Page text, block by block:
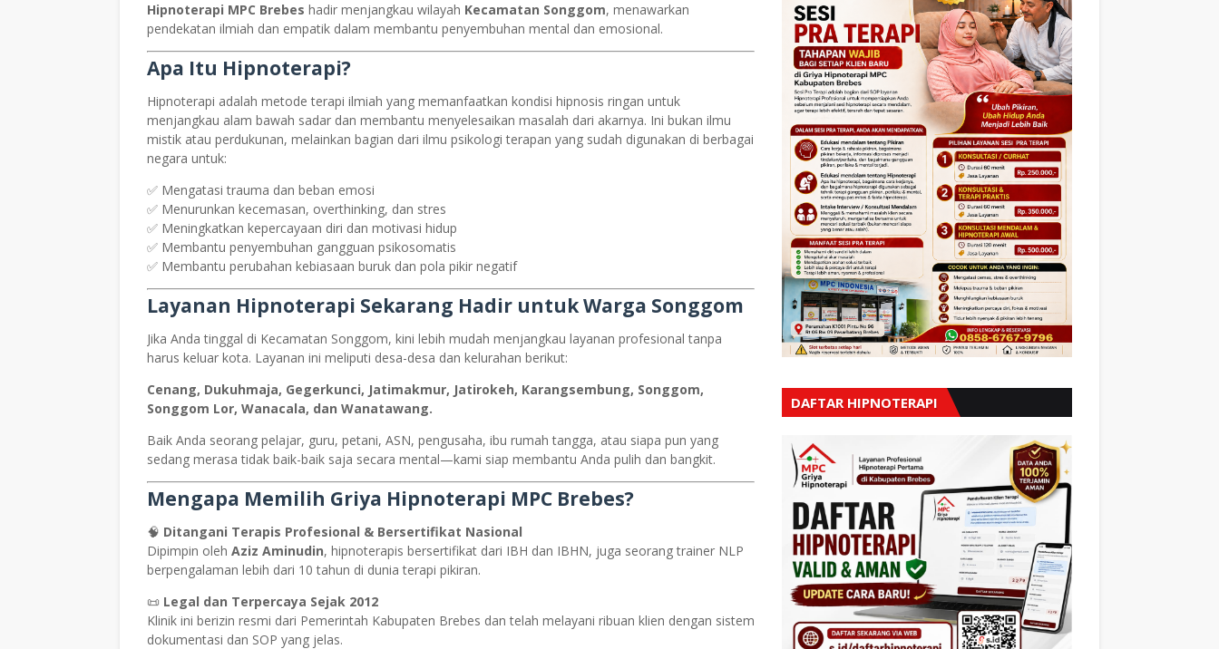
Hipnoterapi MPC Brebes hadir menjangkau wilayah Kecamatan Songgom, menawarkan
pendekatan ilmiah dan empatik dalam membantu penyembuhan mental dan emosional.
Apa Itu Hipnoterapi?
Hipnoterapi adalah metode terapi ilmiah yang memanfaatkan kondisi hipnosis ringan untuk
menjangkau alam bawah sadar dan membantu menyelesaikan masalah dari akarnya. Ini bukan ilmu
mistik atau perdukunan, melainkan bagian dari ilmu psikologi terapan yang sudah digunakan di berbagai
negara untuk:
✅ Mengatasi trauma dan beban emosi
✅ Menurunkan kecemasan, overthinking, dan stres
✅ Meningkatkan kepercayaan diri dan motivasi hidup
✅ Membantu penyembuhan gangguan psikosomatis
✅ Membantu perubahan kebiasaan buruk dan pola pikir negatif
Layanan Hipnoterapi Sekarang Hadir untuk Warga Songgom
Jika Anda tinggal di Kecamatan Songgom, kini lebih mudah menjangkau layanan profesional tanpa
harus keluar kota. Layanan ini meliputi desa-desa dan kelurahan berikut:
Cenang, Dukuhmaja, Gegerkunci, Jatimakmur, Jatirokeh, Karangsembung, Songgom,
Songgom Lor, Wanacala, dan Wanatawang.
Baik Anda seorang pelajar, guru, petani, ASN, pengusaha, ibu rumah tangga, atau siapa pun yang
sedang merasa tidak baik-baik saja secara mental—kami siap membantu Anda pulih dan bangkit.
Mengapa Memilih Griya Hipnoterapi MPC Brebes?
🧠 Ditangani Terapis Profesional & Bersertifikat Nasional
Dipimpin oleh Aziz Aminudin, hipnoterapis bersertifikat dari IBH dan IBHN, juga seorang trainer NLP
berpengalaman lebih dari 10 tahun di dunia terapi pikiran.
📜 Legal dan Terpercaya Sejak 2012
Klinik ini berizin resmi dari Pemerintah Kabupaten Brebes dan telah melayani ribuan klien dengan sistem
dokumentasi dan SOP yang jelas.
DAFTAR HIPNOTERAPI